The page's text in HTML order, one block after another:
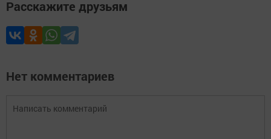
Расскажите друзьям
Нет комментариев